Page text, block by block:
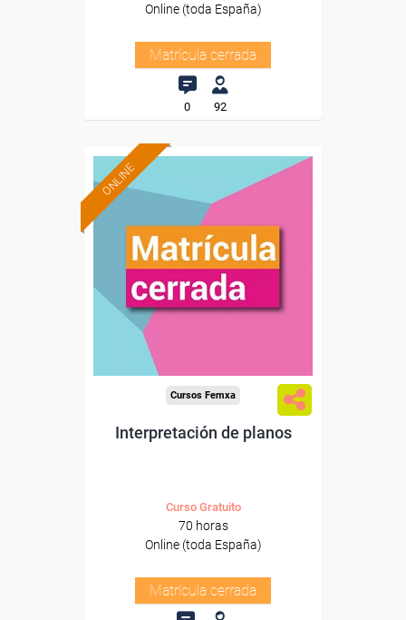
Online (toda España)
Matrícula cerrada
0 92
ONLINE
Cursos Femxa
Interpretación de planos
Curso Gratuito
70 horas
Online (toda España)
Matrícula cerrada